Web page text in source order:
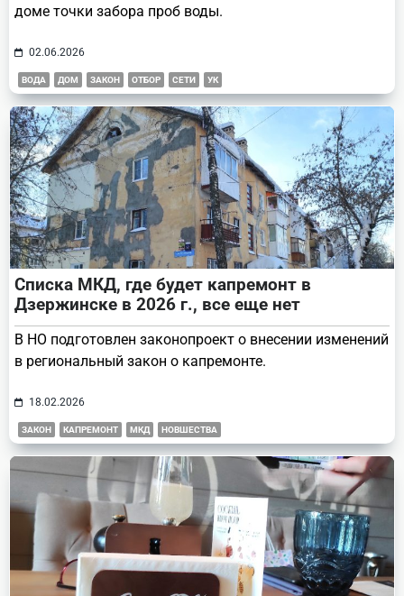
доме точки забора проб воды.
02.06.2026
ВОДА ДОМ ЗАКОН ОТБОР СЕТИ УК
Списка МКД, где будет капремонт в
Дзержинске в 2026 г., все еще нет
В НО подготовлен законопроект о внесении изменений
в региональный закон о капремонте.
18.02.2026
ЗАКОН КАПРЕМОНТ МКД НОВШЕСТВА